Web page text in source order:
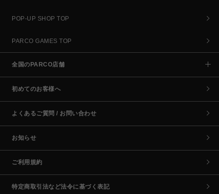
POP-UP SHOP TOP
PARCO GAMES TOP
全国のPARCO店舗
初めてのお客様へ
よくあるご質問 / お問い合わせ
お知らせ
ご利用規約
特定商取引法など法令に基づく表記